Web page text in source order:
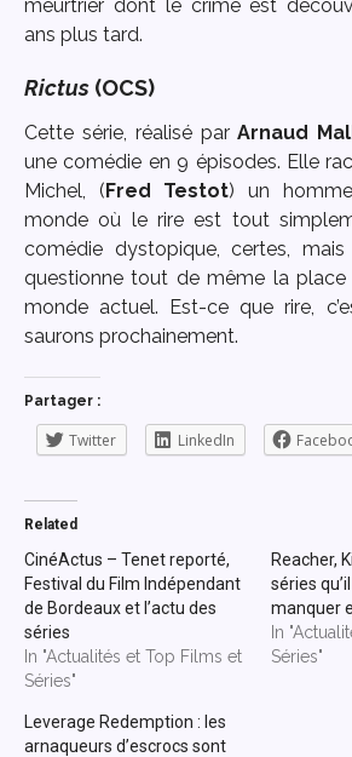
meurtrier dont le crime est
ans plus tard.
Rictus (OCS)
Cette série, réalisé parArnaud
une comédie en 9 épisodes. Elle
Michel, (Fred Testot) un
monde où le rire est tout
comédie dystopique, certes,
questionne tout de même la
monde actuel. Est-ce que rire,
saurons prochainement.
Partager :
Twitter LinkedIn
Related
CinéActus – Tenet reporté,
Festival du Film Indépendant
de Bordeaux et l’actu des
séries
In "Actualités et Top Films et
Séries"
Reacher,
séries
manquer
In
Séries"
Leverage Redemption : les
arnaqueurs d’escrocs sont